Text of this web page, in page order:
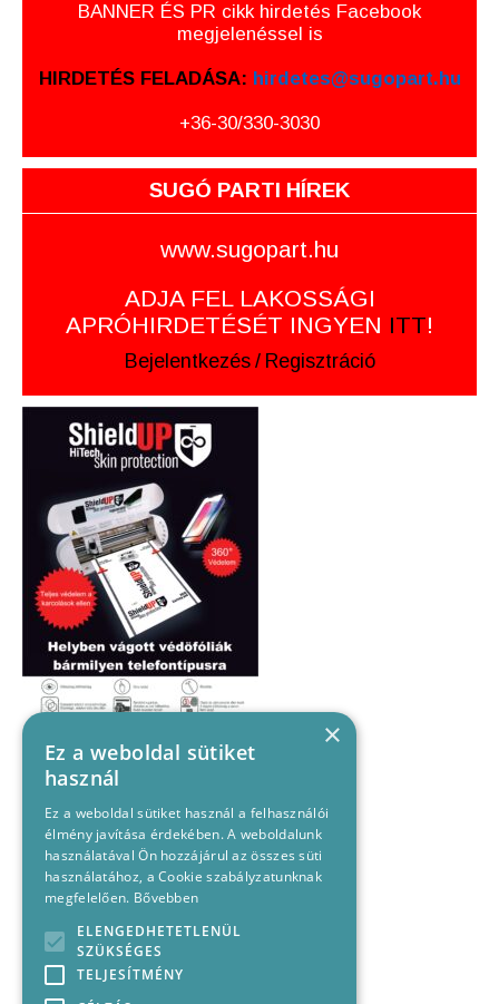
BANNER ÉS PR cikk hirdetés Facebook
megjelenéssel is
HIRDETÉS FELADÁSA: hirdetes@sugopart.hu
+36-30/330-3030
SUGÓ PARTI HÍREK
www.sugopart.hu
ADJA FEL LAKOSSÁGI
APRÓHIRDETÉSÉT INGYEN ITT!
Bejelentkezés / Regisztráció
×
Ez a weboldal sütiket
használ
Ez a weboldal sütiket használ a felhasználói
élmény javítása érdekében. A weboldalunk
használatával Ön hozzájárul az összes süti
használatához, a Cookie szabályzatunknak
megfelelően. Bővebben
ELENGEDHETETLENÜL
SZÜKSÉGES
TELJESÍTMÉNY